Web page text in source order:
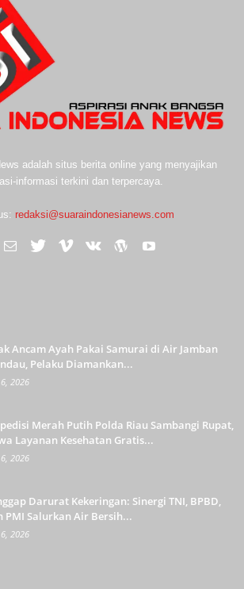
adalah situs berita online yang menyajikan
informasi terkini dan terpercaya.
redaksi@suaraindonesianews.com
Ancam Ayah Pakai Samurai di Air Jamban
Pelaku Diamankan...
2026
Merah Putih Polda Riau Sambangi Rupat,
Layanan Kesehatan Gratis...
2026
Darurat Kekeringan: Sinergi TNI, BPBD,
PMI Salurkan Air Bersih...
2026